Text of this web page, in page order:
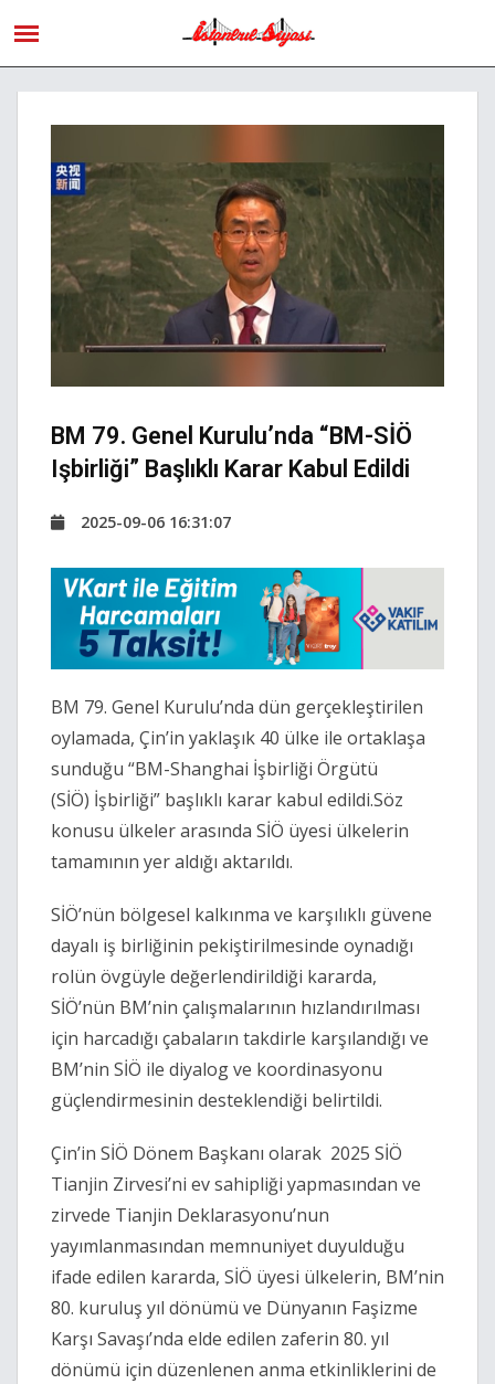
BM 79. Genel Kurulu’nda “BM-SİÖ
Işbirliği” Başlıklı Karar Kabul Edildi
2025-09-06 16:31:07
BM 79. Genel Kurulu’nda dün gerçekleştirilen
oylamada, Çin’in yaklaşık 40 ülke ile ortaklaşa
sunduğu “BM-Shanghai İşbirliği Örgütü
(SİÖ) İşbirliği” başlıklı karar kabul edildi.Söz
konusu ülkeler arasında SİÖ üyesi ülkelerin
tamamının yer aldığı aktarıldı.
SİÖ’nün bölgesel kalkınma ve karşılıklı güvene
dayalı iş birliğinin pekiştirilmesinde oynadığı
rolün övgüyle değerlendirildiği kararda,
SİÖ’nün BM’nin çalışmalarının hızlandırılması
için harcadığı çabaların takdirle karşılandığı ve
BM’nin SİÖ ile diyalog ve koordinasyonu
güçlendirmesinin desteklendiği belirtildi.
Çin’in SİÖ Dönem Başkanı olarak 2025 SİÖ
Tianjin Zirvesi’ni ev sahipliği yapmasından ve
zirvede Tianjin Deklarasyonu’nun
yayımlanmasından memnuniyet duyulduğu
ifade edilen kararda, SİÖ üyesi ülkelerin, BM’nin
80. kuruluş yıl dönümü ve Dünyanın Faşizme
Karşı Savaşı’nda elde edilen zaferin 80. yıl
dönümü için düzenlenen anma etkinliklerini de